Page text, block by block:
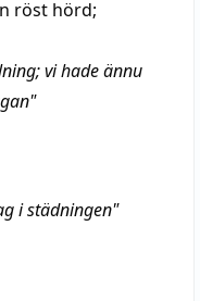
röst hörd;
vi hade ännu
i städningen"